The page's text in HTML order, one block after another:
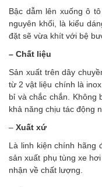
Bậc dẫm lên xuống ô
nguyên khối, là kiểu
đặt sẽ vừa khít với bệ
– Chất liệu
Sản xuất trên dây
từ 2 vật liệu chính là
bỉ và chắc chắn. Không
khả năng chịu tác động
– Xuất xứ
Là linh kiện chính hãng
sản xuất phụ tùng xe
nhận về chất lượng.